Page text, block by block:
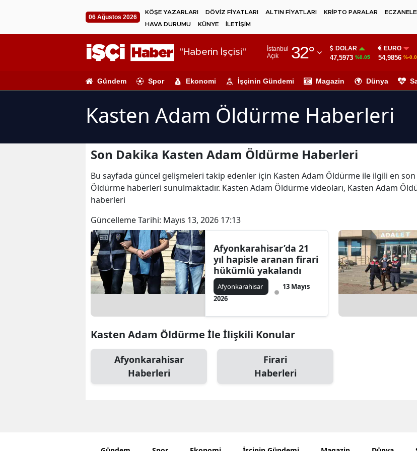
06 Ağustos 2026
KÖŞE YAZARLARI DÖVİZ FİYATLARI ALTIN FİYATLARI KRİPTO PARALAR
HAVA DURUMU
KÜNYE İLETİŞİM
"Haberin İşçisi"
İstanbul
Açık
32°
Adıyaman
Ağrı
Amasya
Antalya
Artvin
Bingöl
Bolu
Burdur
Bursa
Çanakkale
DOLAR
47,5973 %0.05
EURO
54,9856 %-
Gündem Spor Ekonomi İşçinin Gündemi Magazin Dünya
Kasten Adam Öldürme Haberleri
Son Dakika Kasten Adam Öldürme Haberleri
Bu sayfada güncel gelişmeleri takip edenler için Kasten Adam Öldürme ile ilgili en
Öldürme haberleri sunulmaktadır. Kasten Adam Öldürme videoları, Kasten Adam
haberleri
Güncelleme Tarihi: Mayıs 13, 2026 17:13
Afyonkarahisar’da 21
yıl hapisle aranan firari
hükümlü yakalandı
Afyonkarahisar
13 Mayıs
2026
Kasten Adam Öldürme İle İlişkili Konular
Afyonkarahisar
Haberleri
Firari
Haberleri